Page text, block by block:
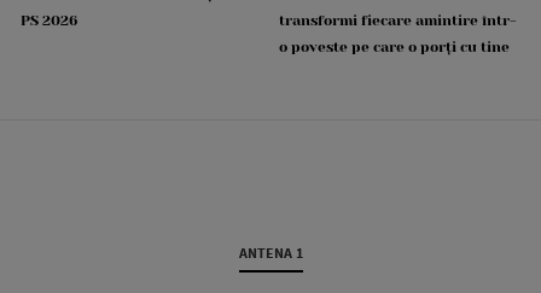
PS 2026
transformi fiecare amintire într-
o poveste pe care o porți cu tine
ANTENA 1